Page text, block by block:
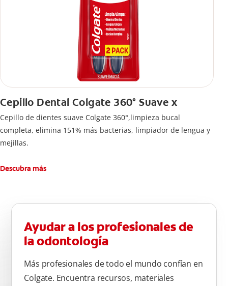
Cepillo Dental Colgate 360° Suave x
Cepillo de dientes suave Colgate 360°,limpieza bucal
completa, elimina 151% más bacterias, limpiador de lengua y
mejillas.
Descubra más
Ayudar a los profesionales de
la odontología
Más profesionales de todo el mundo confían en
Colgate. Encuentra recursos, materiales